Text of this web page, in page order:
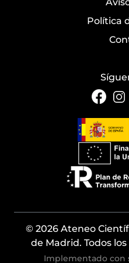
Política
© 2026 Ateneo
de Madrid. Todos
Implementado con